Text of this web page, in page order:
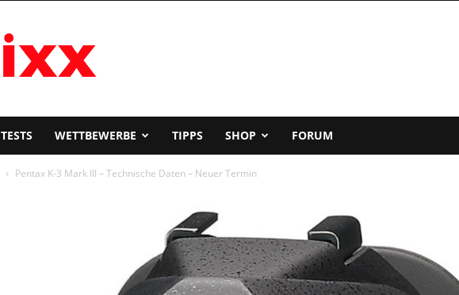
TESTS WETTBEWERBE TIPPS SHOP FORUM
Pentax K-3 Mark III – Technische Daten – Neuer Termin